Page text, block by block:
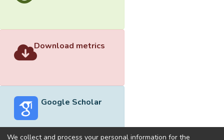
Download metrics
Google Scholar
We collect and process your personal information for the